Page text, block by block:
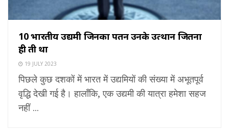
10 भारतीय उद्यमी जिनका पतन उनके उत्थान जितना
ही तीव्र था
19 JULY 2023
पिछले कुछ दशकों में भारत में उद्यमियों की संख्या में अभूतपूर्व
वृद्धि देखी गई है। हालाँकि, एक उद्यमी की यात्रा हमेशा सहज
नहीं ...